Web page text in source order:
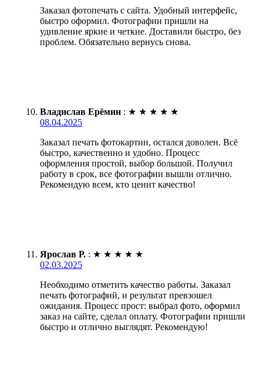
Заказал фотопечать с сайта. Удобный интерфейс,
быстро оформил. Фотографии пришли на
удивление яркие и четкие. Доставили быстро, без
проблем. Обязательно вернусь снова.
Владислав Ерёмин : ★ ★ ★ ★ ★
08.04.2025
Заказал печать фотокартин, остался доволен. Всё
быстро, качественно и удобно. Процесс
оформления простой, выбор большой. Получил
работу в срок, все фотографии вышли отлично.
Рекомендую всем, кто ценит качество!
Ярослав Р. : ★ ★ ★ ★ ★
02.03.2025
Необходимо отметить качество работы. Заказал
печать фотографий, и результат превзошел
ожидания. Процесс прост: выбрал фото, оформил
заказ на сайте, сделал оплату. Фотографии пришли
быстро и отлично выглядят. Рекомендую!